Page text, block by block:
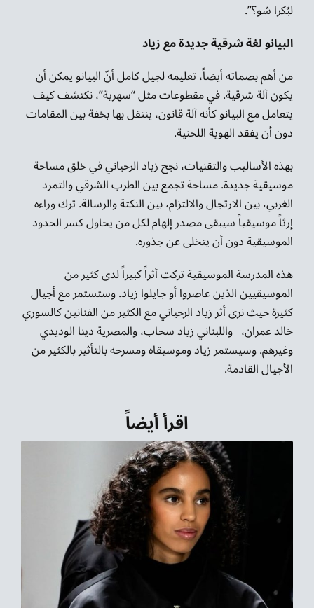
لبُكرا شو؟”.
البيانو لغة شرقية جديدة مع زياد
من أهم بصماته أيضاً، تعليمه لجيل كامل أنّ البيانو يمكن أن
يكون آلة شرقية. في مقطوعات مثل “سهرية”، نكتشف كيف
يتعامل مع البيانو كأنه آلة قانون، ينتقل بها بخفة بين المقامات
دون أن يفقد الهوية اللحنية.
بهذه الأساليب والتقنيات، نجح زياد الرحباني في خلق مساحة
موسيقية جديدة. مساحة تجمع بين الطرب الشرقي والتمرد
الغربي، بين الارتجال والالتزام، بين النكتة والرسالة. ترك وراءه
إرثاً موسيقياً سيبقى مصدر إلهام لكل من يحاول كسر الحدود
الموسيقية دون أن يتخلى عن جذوره.
هذه المدرسة الموسيقية تركت أثراً كبيراً لدى كثير من
الموسيقيين الذين عاصروا أو جايلوا زياد. وستستمر مع أجيال
كثيرة حيث نرى أثر زياد الرحباني مع الكثير من الفنانين كالسوري
خالد عمران، واللبناني زياد سحاب، والمصرية دينا الوديدي
وغيرهم. وسيستمر زياد وموسيقاه ومسرحه بالتأثير بالكثير من
الأجيال القادمة.
اقرأ أيضاً